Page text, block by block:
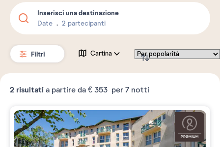
Inserisci una destinazione
Date 2 partecipanti
Filtri Cartina
2 risultati a partire da € 353 per 7 notti